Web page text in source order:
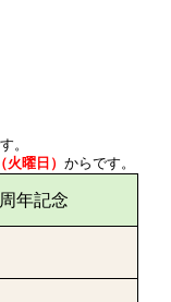
。
火曜日） からです。
年記念